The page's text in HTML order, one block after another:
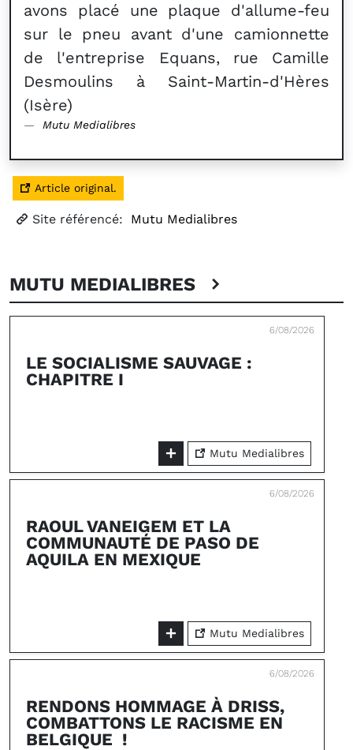
avons placé une plaque d'allume-feu
sur le pneu avant d'une camionnette
de l'entreprise Equans, rue Camille
Desmoulins à Saint-Martin-d'Hères
(Isère)
Mutu Medialibres
Article original.
Site référencé: Mutu Medialibres
MUTU MEDIALIBRES
6/08/2026
LE SOCIALISME SAUVAGE :
CHAPITRE I
Mutu Medialibres
6/08/2026
RAOUL VANEIGEM ET LA
COMMUNAUTÉ DE PASO DE
AQUILA EN MEXIQUE
Mutu Medialibres
6/08/2026
RENDONS HOMMAGE À DRISS,
COMBATTONS LE RACISME EN
BELGIQUE !